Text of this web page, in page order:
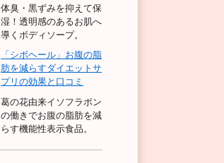
体臭・黒ずみを抑えて保
湿！透明感のあるお肌へ
導くボディソープ。
「シボヘール」お腹の脂
肪を減らすダイエットサ
プリの効果と口コミ
葛の花由来イソフラボン
の働きでお腹の脂肪を減
らす機能性表示食品。